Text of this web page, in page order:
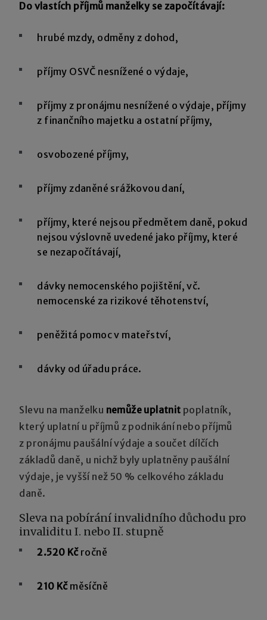
Do vlastích příjmů manželky se započítávají:
hrubé mzdy, odměny z dohod,
příjmy OSVČ nesnížené o výdaje,
příjmy z pronájmu nesnížené o výdaje, příjmy
z finančního majetku a ostatní příjmy,
osvobozené příjmy,
příjmy zdaněné srážkovou daní,
příjmy, které nejsou předmětem daně, pokud
nejsou výslovně uvedené jako příjmy, které
se nezapočítávají,
dávky nemocenského pojištění, vč.
nemocenské za rizikové těhotenství,
peněžitá pomoc v mateřství,
dávky od úřadu práce.
Slevu na manželku nemůže uplatnit poplatník,
který uplatní u příjmů z podnikání nebo příjmů
z pronájmu paušální výdaje a součet dílčích
základů daně, u nichž byly uplatněny paušální
výdaje, je vyšší než 50 % celkového základu
daně.
Sleva na pobírání invalidního důchodu pro
invaliditu I. nebo II. stupně
2.520 Kčročně
210 Kčměsíčně